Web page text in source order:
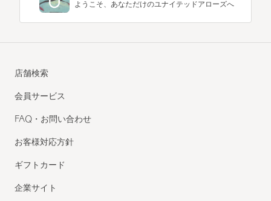
ようこそ、あなただけのユナイテッドアローズへ
店舗検索
会員サービス
FAQ・お問い合わせ
お客様対応方針
ギフトカード
企業サイト